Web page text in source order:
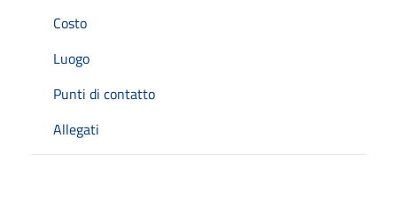
Costo
Luogo
Punti di contatto
Allegati